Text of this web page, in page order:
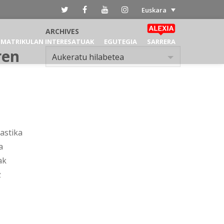
Euskara
MATRIKULAN INTERESATUAK EGUTEGIA SARRERA
ARCHIVES
Archives
Aukeratu hilabetea